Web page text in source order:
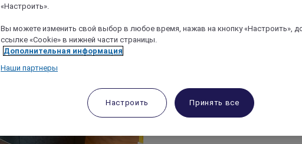
«Настроить».
Вы можете изменить свой выбор в любое время, нажав на кнопку «Настроить»,
ссылке «Cookie» в нижней части страницы.
Дополнительная информация
Наши партнеры
Настроить Принять все